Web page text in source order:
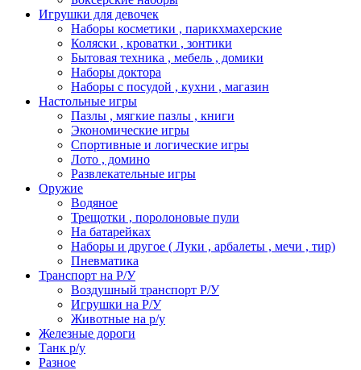
Игрушки для девочек
Наборы косметики , парикхмахерские
Коляски , кроватки , зонтики
Бытовая техника , мебель , домики
Наборы доктора
Наборы с посудой , кухни , магазин
Настольные игры
Пазлы , мягкие пазлы , книги
Экономические игры
Спортивные и логические игры
Лото , домино
Развлекательные игры
Оружие
Водяное
Трещотки , поролоновые пули
На батарейках
Наборы и другое ( Луки , арбалеты , мечи , тир)
Пневматика
Транспорт на Р/У
Воздушный транспорт Р/У
Игрушки на Р/У
Животные на р/у
Железные дороги
Танк р/у
Разное